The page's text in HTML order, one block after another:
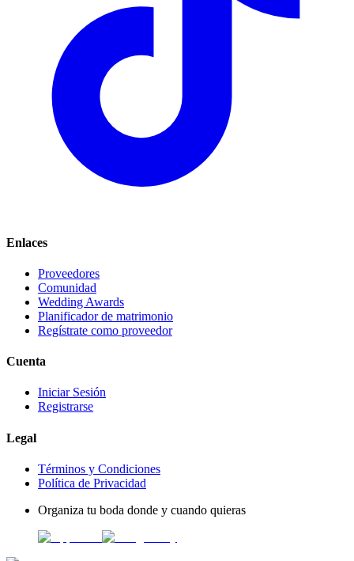
Enlaces
Proveedores
Comunidad
Wedding Awards
Planificador de matrimonio
Regístrate como proveedor
Cuenta
Iniciar Sesión
Registrarse
Legal
Términos y Condiciones
Política de Privacidad
Organiza tu boda donde y cuando quieras